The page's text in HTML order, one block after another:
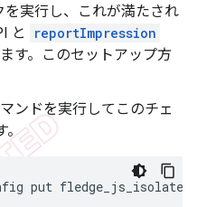
実行し、これが満たされ
と
reportImpression
す。このセットアップ方
ンドを実行してこのチェ
。
put